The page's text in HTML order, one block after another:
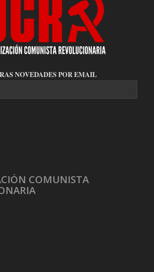
NOVEDADES POR EMAIL
COMUNISTA